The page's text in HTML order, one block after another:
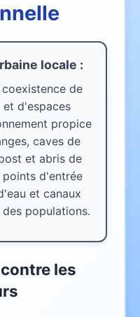
locale :
de
et d'espaces
propice
caves de
et abris de
d'entrée
et canaux
populations.
les